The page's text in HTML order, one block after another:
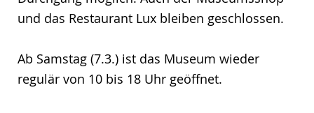
und das Restaurant Lux bleiben geschlossen.
Ab Samstag (7.3.) ist das Museum wieder
regulär von 10 bis 18 Uhr geöffnet.